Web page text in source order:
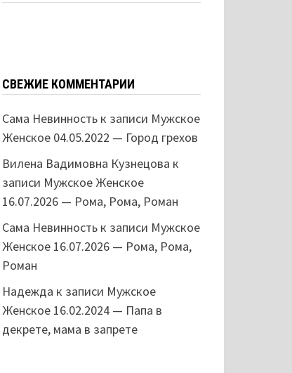
СВЕЖИЕ КОММЕНТАРИИ
Сама Невинностьк записи Мужское
Женское 04.05.2022 — Город грехов
Вилена Вадимовна Кузнецова к
записи Мужское Женское
16.07.2026 — Рома, Рома, Роман
Сама Невинностьк записи Мужское
Женское 16.07.2026 — Рома, Рома,
Роман
Надежда к записи Мужское
Женское 16.02.2024 — Папа в
декрете, мама в запрете